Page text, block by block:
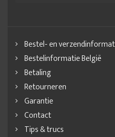
Bestel- en
Bestelinformatie België
Betaling
Retourneren
Garantie
Contact
Tips & trucs